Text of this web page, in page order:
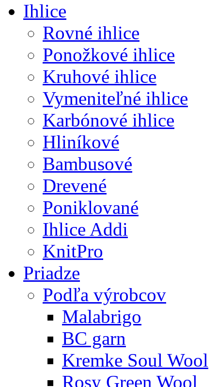
Ihlice
Rovné ihlice
Ponožkové ihlice
Kruhové ihlice
Vymeniteľné ihlice
Karbónové ihlice
Hliníkové
Bambusové
Drevené
Poniklované
Ihlice Addi
KnitPro
Priadze
Podľa výrobcov
Malabrigo
BC garn
Kremke Soul Wool
Rosy Green Wool